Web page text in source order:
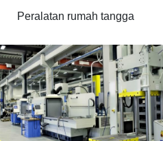
Peralatan rumah tangga